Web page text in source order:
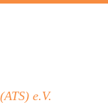
e.V.